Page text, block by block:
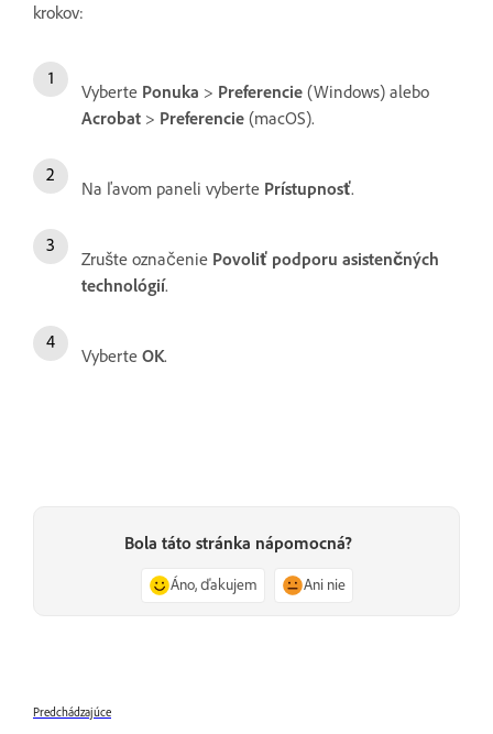
krokov:
Vyberte Ponuka > Preferencie (Windows) alebo
Acrobat > Preferencie (macOS).
Na ľavom paneli vyberte Prístupnosť.
Zrušte označenie Povoliť podporu asistenčných
technológií.
Vyberte OK.
Bola táto stránka nápomocná?
Áno, ďakujem Ani nie
Predchádzajúce